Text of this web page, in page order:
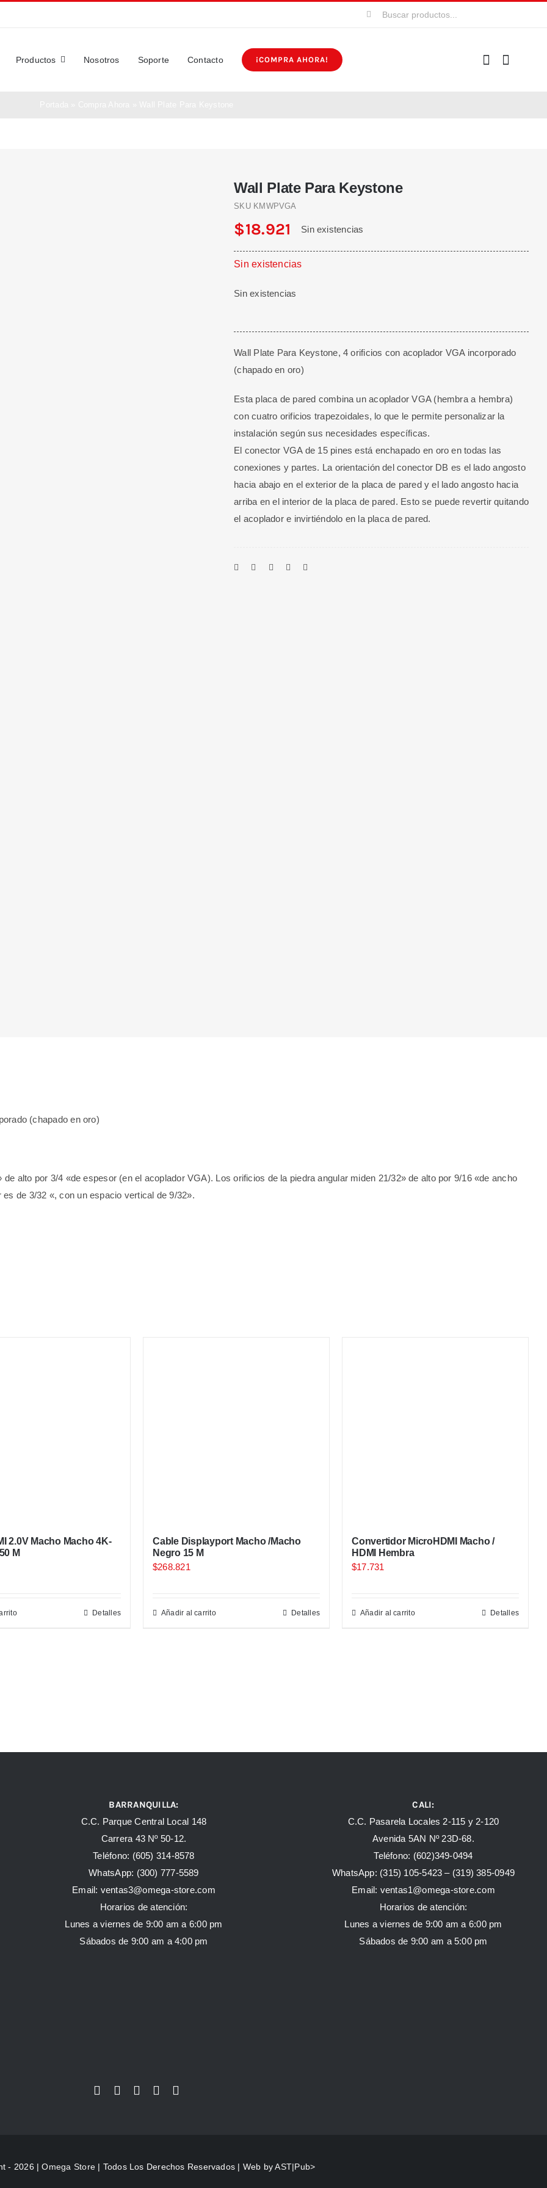
Buscar:
Productos Nosotros Soporte Contacto ¡COMPRA AHORA!
Wall Plate Para Keystone
SKU KMWPVGA
$18.921 Sin existencias
Sin existencias
Sin existencias
Wall Plate Para Keystone, 4 orificios con acoplador VGA incorporado
(chapado en oro)
Esta placa de pared combina un acoplador VGA (hembra a hembra)
con cuatro orificios trapezoidales, lo que le permite personalizar la
instalación según sus necesidades específicas.
El conector VGA de 15 pines está enchapado en oro en todas las
conexiones y partes. La orientación del conector DB es el lado angosto
hacia abajo en el exterior de la placa de pared y el lado angosto hacia
arriba en el interior de la placa de pared. Esto se puede revertir quitando
el acoplador e invirtiéndolo en la placa de pared.
(chapado en oro)
alto por 3/4 «de espesor (en el acoplador VGA). Los orificios de la piedra angular miden 21/32» de alto por 9/16 «de ancho
de 3/32 «, con un espacio vertical de 9/32».
2.0V Macho Macho 4K-
M
Detalles
Cable Displayport Macho /Macho
Negro 15 M
$268.821
Añadir al carrito Detalles
Convertidor MicroHDMI Macho /
HDMI Hembra
$17.731
Añadir al carrito Detalles
BARRANQUILLA:
C.C. Parque Central Local 148
Carrera 43 Nº 50-12.
Teléfono: (605) 314-8578
WhatsApp: (300) 777-5589
Email: ventas3@omega-store.com
Horarios de atención:
Lunes a viernes de 9:00 am a 6:00 pm
Sábados de 9:00 am a 4:00 pm
CALI:
C.C. Pasarela Locales 2-115 y 2-120
Avenida 5AN Nº 23D-68.
Teléfono: (602)349-0494
WhatsApp: (315) 105-5423 – (319) 385-0949
Email: ventas1@omega-store.com
Horarios de atención:
Lunes a viernes de 9:00 am a 6:00 pm
Sábados de 9:00 am a 5:00 pm
- 2026 |Omega Store| Todos Los Derechos Reservados | Web byAST|Pub>